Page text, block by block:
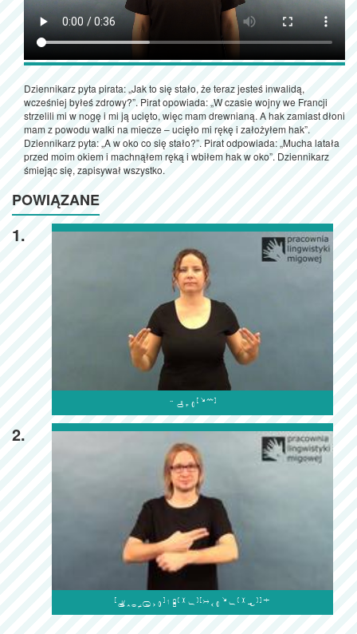
Dziennikarz pyta pirata: „Jak to się stało, że teraz jesteś inwalidą,
wcześniej byłeś zdrowy?”. Pirat opowiada: „W czasie wojny we Francji
strzelili mi w nogę i mi ją ucięto, więc mam drewnianą. A hak zamiast dłoni
mam z powodu walki na miecze – ucięło mi rękę i założyłem hak”.
Dziennikarz pyta: „A w oko co się stało?”. Pirat odpowiada: „Mucha latała
przed moim okiem i machnąłem ręką i wbiłem hak w oko”. Dziennikarz
śmiejąc się, zapisywał wszystko.
POWIĄZANE
1.

2.
